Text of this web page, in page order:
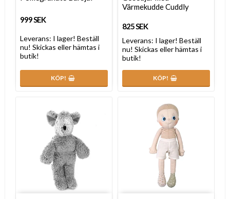
999 SEK
Leverans: I lager! Beställ
nu! Skickas eller hämtas i
butik!
KÖP!
Värmekudde Cuddly
825 SEK
Leverans: I lager! Beställ
nu! Skickas eller hämtas i
butik!
KÖP!